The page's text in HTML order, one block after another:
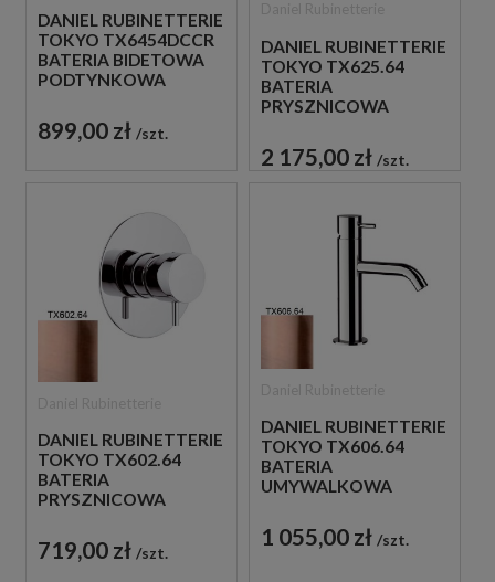
DANIEL RUBINETTERIE
TOKYO TX6454DCCR
BATERIA BIDETOWA
PODTYNKOWA
CHROM
899,00 zł szt.
DANIEL RUBINETTERIE
TOKYO TX625.64
BATERIA
PRYSZNICOWA
DWUUCHWYTOWA
MIEDZIANA
2 175,00 zł szt.
DANIEL RUBINETTERIE
TOKYO TX602.64
BATERIA
PRYSZNICOWA
JEDNOUCHWYTOWA
MIEDZIANA
719,00 zł szt.
DANIEL RUBINETTERIE
TOKYO TX606.64
BATERIA
UMYWALKOWA
JEDNOUCHWYTOWA
MIEDZIANA
1 055,00 zł szt.